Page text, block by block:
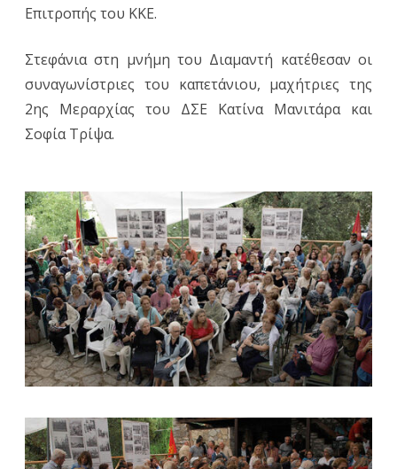
Επιτροπής του ΚΚΕ.
Στεφάνια στη μνήμη του Διαμαντή κατέθεσαν οι
συναγωνίστριες του καπετάνιου, μαχήτριες της
2ης Μεραρχίας του ΔΣΕ Κατίνα Μανιτάρα και
Σοφία Τρίψα.